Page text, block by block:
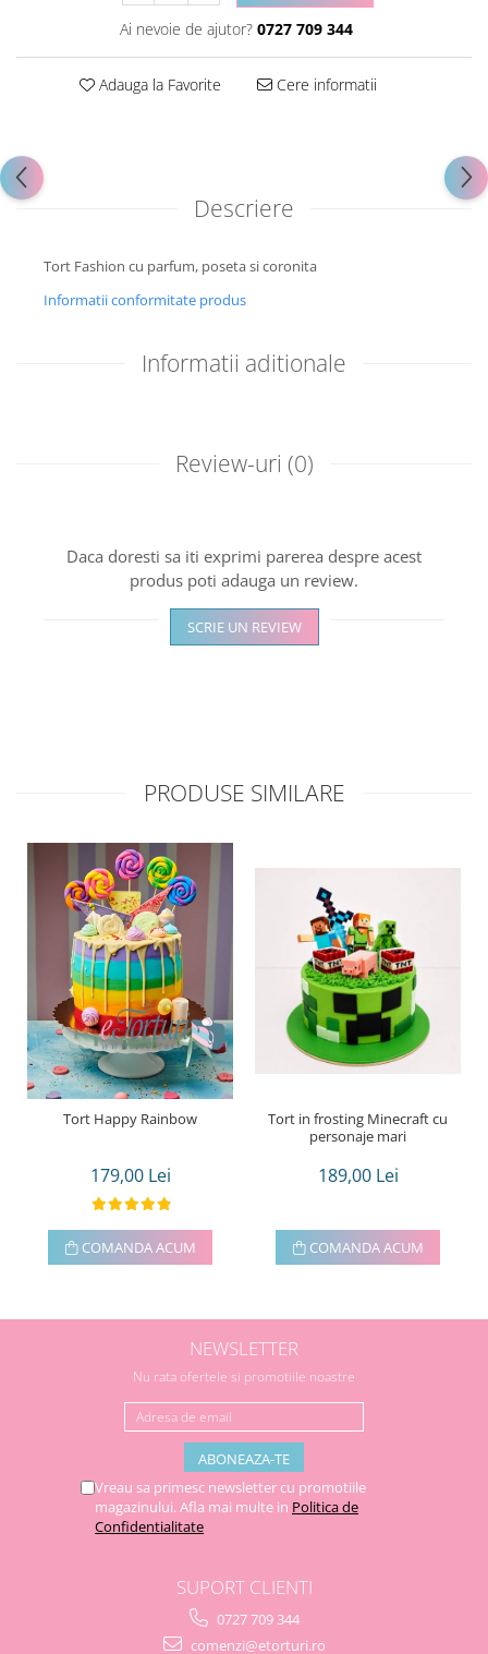
Ai nevoie de ajutor? 0727 709 344
Adauga la Favorite Cere informatii
Descriere
Tort Fashion cu parfum, poseta si coronita
Informatii conformitate produs
Informatii aditionale
Review-uri (0)
Daca doresti sa iti exprimi parerea despre acest
produs poti adauga un review.
SCRIE UN REVIEW
PRODUSE SIMILARE
Tort Happy Rainbow
179,00 Lei
COMANDA ACUM
Tort in frosting Minecraft cu
personaje mari
189,00 Lei
COMANDA ACUM
NEWSLETTER
Nu rata ofertele si promotiile noastre
Vreau sa primesc newsletter cu promotiile
magazinului. Afla mai multe in Politica de
Confidentialitate
SUPORT CLIENTI
0727 709 344
comenzi@etorturi.ro